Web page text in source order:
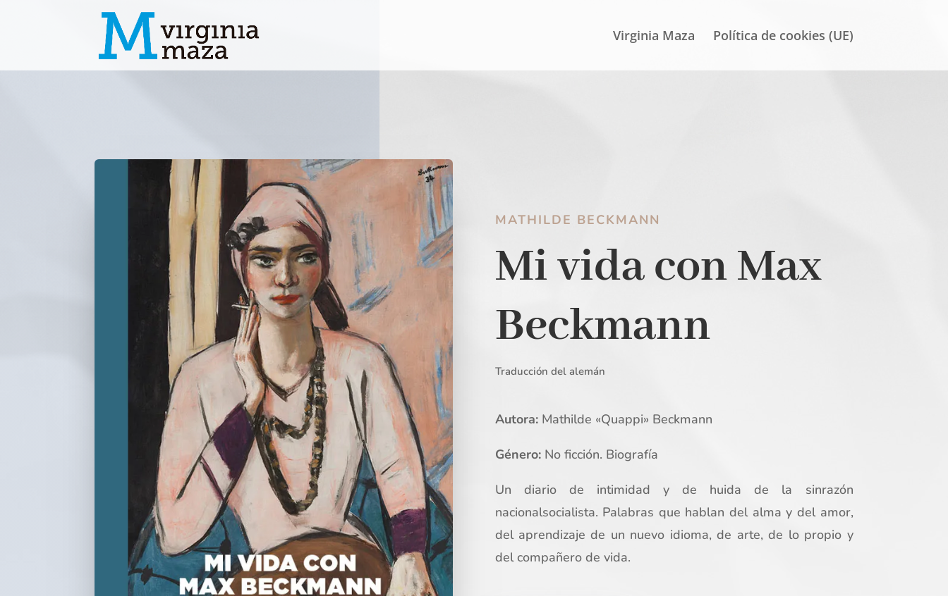
Virginia Maza Política de cookies (UE)
MATHILDE BECKMANN
Mi vida con Max
Beckmann
Traducción del alemán
Autora:Mathilde «Quappi» Beckmann
Género: No ficción. Biografía
Un diario de intimidad y de huida de la sinrazón
nacionalsocialista. Palabras que hablan del alma y del amor,
del aprendizaje de un nuevo idioma, de arte, de lo propio y
del compañero de vida.